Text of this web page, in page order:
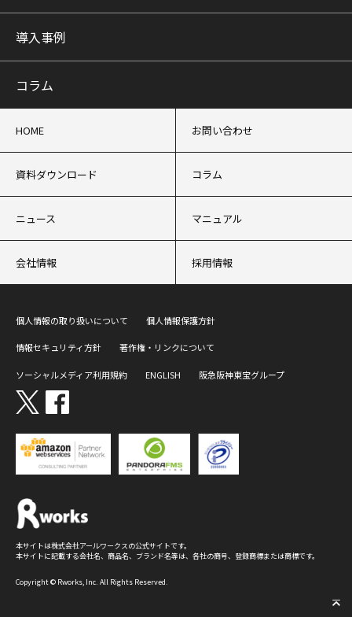
導入事例
コラム
HOME お問い合わせ
資料ダウンロード コラム
ニュース マニュアル
会社情報 採用情報
個人情報の取り扱いについて 個人情報保護方針
情報セキュリティ方針 著作権・リンクについて
ソーシャルメディア利用規約 ENGLISH 阪急阪神東宝グループ
本サイトは株式会社アールワークスの公式サイトです。
本サイトに記載する会社名、商品名、ブランド名等は、各社の商号、登録商標または商標です。
Copyright © Rworks, Inc. All Rights Reserved.